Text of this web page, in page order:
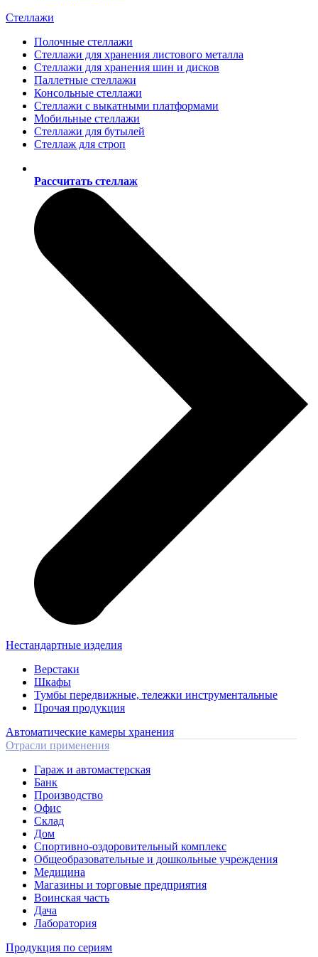
Стеллажи
Полочные стеллажи
Стеллажи для хранения листового металла
Стеллажи для хранения шин и дисков
Паллетные стеллажи
Консольные стеллажи
Стеллажи с выкатными платформами
Мобильные стеллажи
Стеллажи для бутылей
Стеллаж для строп
Рассчитать стеллаж
Нестандартные изделия
Верстаки
Шкафы
Тумбы передвижные, тележки инструментальные
Прочая продукция
Автоматические камеры хранения
Отрасли применения
Гараж и автомастерская
Банк
Производство
Офис
Склад
Дом
Спортивно-оздоровительный комплекс
Общеобразовательные и дошкольные учреждения
Медицина
Магазины и торговые предприятия
Воинская часть
Дача
Лаборатория
Продукция по сериям